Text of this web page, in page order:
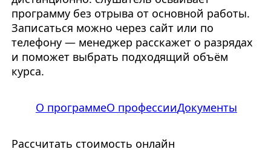
программу без отрыва от основной работы.
Записаться можно через сайт или по
телефону — менеджер расскажет о разрядах
и поможет выбрать подходящий объём
курса.
О программеО профессииДокументы
Рассчитать стоимость онлайн